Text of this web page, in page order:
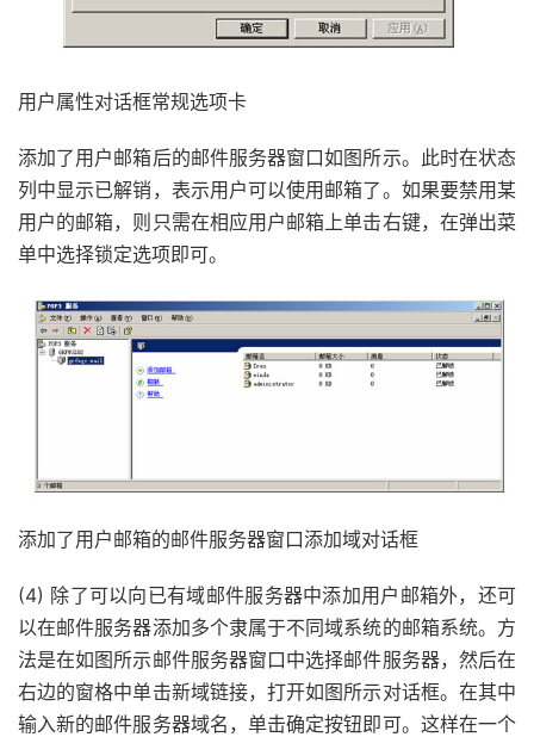
用户属性对话框常规选项卡
添加了用户邮箱后的邮件服务器窗口如图所示。此时在状态
列中显示已解销，表示用户可以使用邮箱了。如果要禁用某
用户的邮箱，则只需在相应用户邮箱上单击右键，在弹出菜
单中选择锁定选项即可。
添加了用户邮箱的邮件服务器窗口添加域对话框
(4) 除了可以向已有域邮件服务器中添加用户邮箱外，还可
以在邮件服务器添加多个隶属于不同域系统的邮箱系统。方
法是在如图所示邮件服务器窗口中选择邮件服务器，然后在
右边的窗格中单击新域链接，打开如图所示对话框。在其中
输入新的邮件服务器域名，单击确定按钮即可。这样在一个